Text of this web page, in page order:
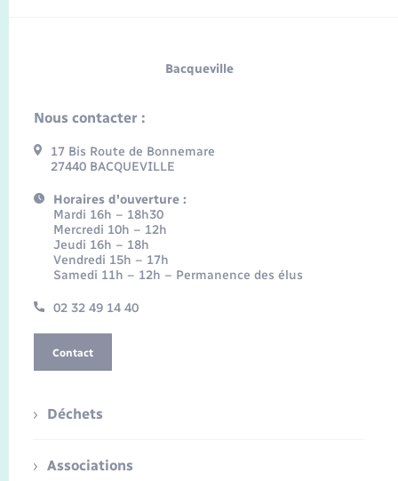
Bacqueville
Nous contacter :
17 Bis Route de Bonnemare
27440 BACQUEVILLE
Horaires d'ouverture :
Mardi 16h – 18h30
Mercredi 10h – 12h
Jeudi 16h – 18h
Vendredi 15h – 17h
Samedi 11h – 12h – Permanence des élus
02 32 49 14 40
Contact
Déchets
Associations